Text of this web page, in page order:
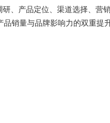
、产品定位、渠道选择、营
销量与品牌影响力的双重提升